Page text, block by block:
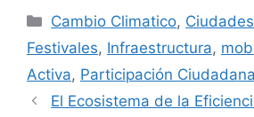
Categorías
Cambio Climatico,
Festivales, Infraestructura,
Activa, Participación Ciudadana
El Ecosistema de la